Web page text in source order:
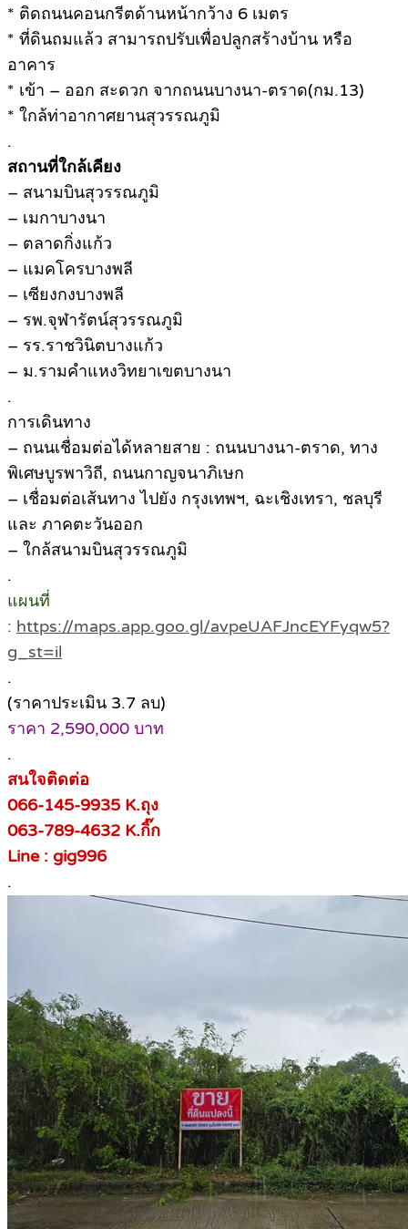
* ติดถนนคอนกรีตด้านหน้ากว้าง 6 เมตร
* ที่ดินถมแล้ว สามารถปรับเพื่อปลูกสร้างบ้าน หรือ
อาคาร
* เข้า – ออก สะดวก จากถนนบางนา-ตราด(กม.13)
* ใกล้ท่าอากาศยานสุวรรณภูมิ
.
สถานที่ใกล้เคียง
– สนามบินสุวรรณภูมิ
– เมกาบางนา
– ตลาดกิ่งแก้ว
– แมคโครบางพลี
– เซียงกงบางพลี
– รพ.จุฬารัตน์สุวรรณภูมิ
– รร.ราชวินิตบางแก้ว
– ม.รามคำแหงวิทยาเขตบางนา
.
การเดินทาง
– ถนนเชื่อมต่อได้หลายสาย : ถนนบางนา-ตราด, ทาง
พิเศษบูรพาวิถี, ถนนกาญจนาภิเษก
– เชื่อมต่อเส้นทาง ไปยัง กรุงเทพฯ, ฉะเชิงเทรา, ชลบุรี
และ ภาคตะวันออก
– ใกล้สนามบินสุวรรณภูมิ
.
แผนที่
: https://maps.app.goo.gl/avpeUAFJncEYFyqw5?
g_st=il
.
(ราคาประเมิน 3.7 ลบ)
ราคา 2,590,000 บาท
.
สนใจติดต่อ
066-145-9935 K.ถุง
063-789-4632 K.กิ๊ก
Line : gig996
.